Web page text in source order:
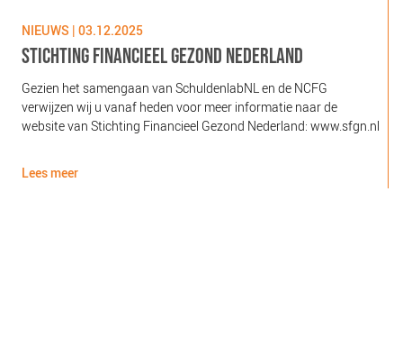
NIEUWS | 03.12.2025
STICHTING FINANCIEEL GEZOND NEDERLAND
Gezien het samengaan van SchuldenlabNL en de NCFG
verwijzen wij u vanaf heden voor meer informatie naar de
website van Stichting Financieel Gezond Nederland: www.sfgn.nl
Lees meer